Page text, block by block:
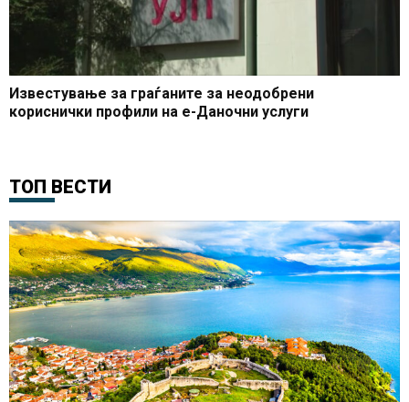
Известување за граѓаните за неодобрени
кориснички профили на е-Даночни услуги
ТОП ВЕСТИ